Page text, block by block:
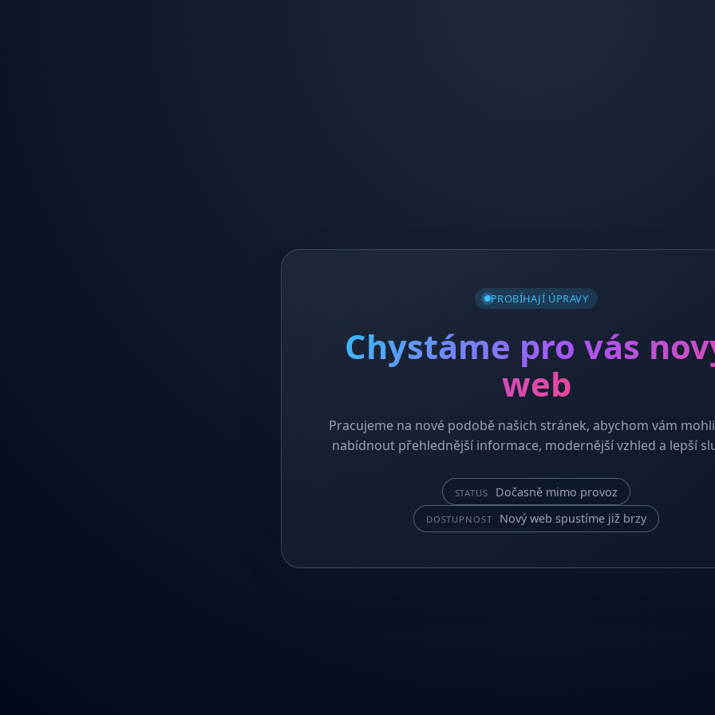
PROBÍHAJÍ ÚPRAVY
Chystáme pro vás
web
Pracujeme na nové podobě našich stránek, abychom vám
nabídnout přehlednější informace, modernější vzhled a lepší
STATUS Dočasně mimo provoz
DOSTUPNOST Nový web spustíme již brzy